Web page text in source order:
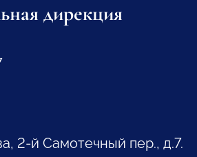
дирекция
2-й Самотечный пер., д.7.